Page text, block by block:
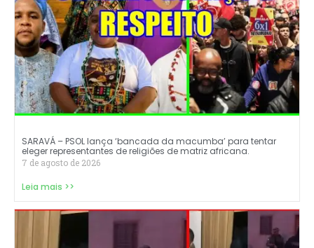
SARAVÁ – PSOL lança ‘bancada da macumba’ para tentar
eleger representantes de religiões de matriz africana.
7 de agosto de 2026
Leia mais >>